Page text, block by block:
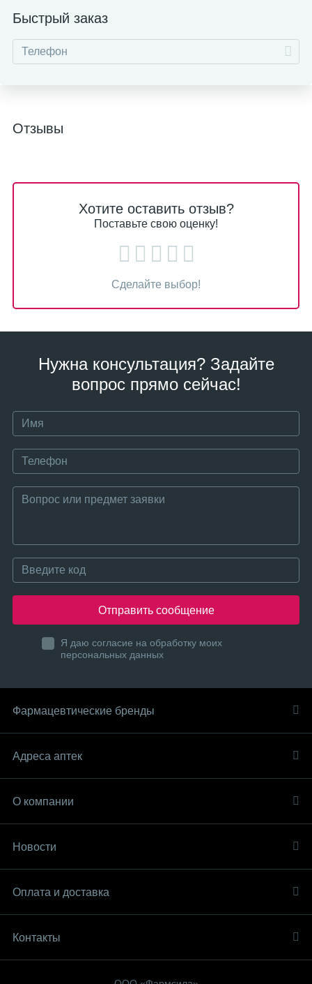
Быстрый заказ
Отзывы
Хотите оставить отзыв?
Поставьте свою оценку!
Сделайте выбор!
Нужна консультация? Задайте
вопрос прямо сейчас!
Отправить сообщение
Я даю согласие на обработку моих
персональных данных
Фармацевтические бренды
Адреса аптек
О компании
Новости
Оплата и доставка
Контакты